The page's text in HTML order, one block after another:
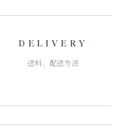
DELIVERY
送料、配送方法